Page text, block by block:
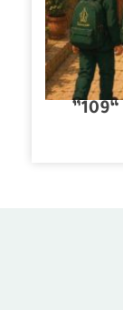
مجلة الأشتر الصغير العدد “109”